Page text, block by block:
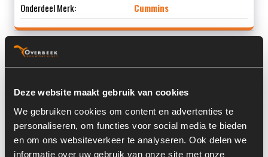
Deze website maakt gebruik van cookies
We gebruiken cookies om content en advertenties te
personaliseren, om functies voor social media te bieden
en om ons websiteverkeer te analyseren. Ook delen we
informatie over uw gebruik van onze site met onze
Onderdeel Merk:
Cummins
Locatie:
Past op de volgende machines:
Case 621 D
Land:
Nederland